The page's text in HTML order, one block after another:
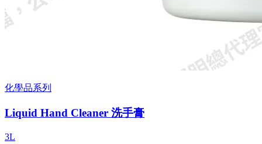
化學品系列
Liquid Hand Cleaner 洗手膏
3L